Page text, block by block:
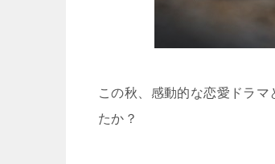
この秋、感動的な恋愛ドラ
たか？